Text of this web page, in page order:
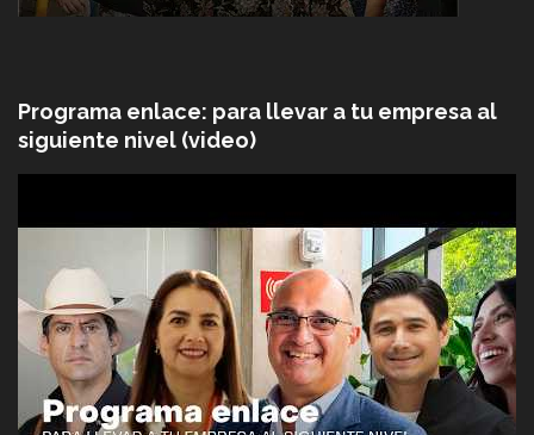
Programa enlace: para llevar a tu empresa al
siguiente nivel (video)